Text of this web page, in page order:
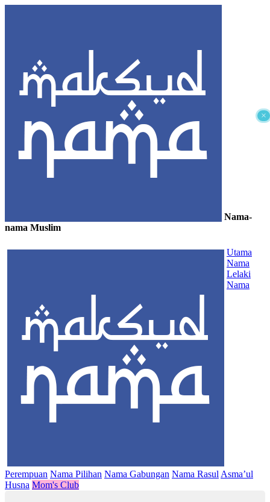
×
Nama-
nama Muslim
Utama
Nama
Lelaki
Nama
Perempuan Nama Pilihan Nama Gabungan Nama Rasul Asma’ul
Husna Mom's Club